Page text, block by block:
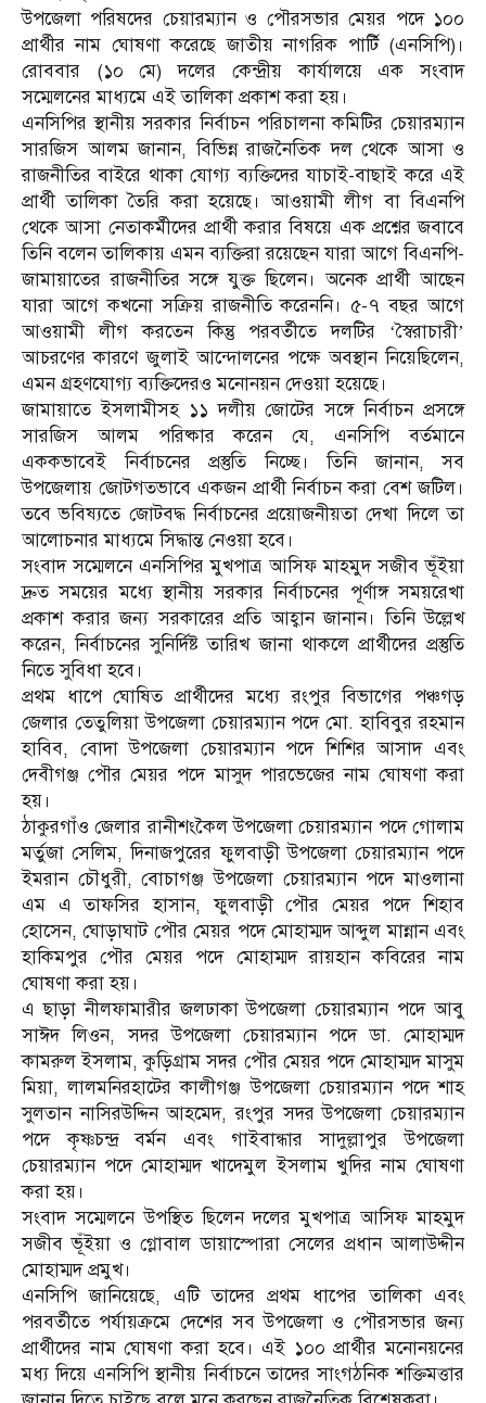
উপজেলা পরিষদের চেয়ারম্যান ও পৌরসভার মেয়র পদে ১০০
প্রার্থীর নাম ঘোষণা করেছে জাতীয় নাগরিক পার্টি (এনসিপি)।
রোববার (১০ মে) দলের কেন্দ্রীয় কার্যালয়ে এক সংবাদ
সম্মেলনের মাধ্যমে এই তালিকা প্রকাশ করা হয়।
এনসিপির স্থানীয় সরকার নির্বাচন পরিচালনা কমিটির চেয়ারম্যান
সারজিস আলম জানান, বিভিন্ন রাজনৈতিক দল থেকে আসা ও
রাজনীতির বাইরে থাকা যোগ্য ব্যক্তিদের যাচাই-বাছাই করে এই
প্রার্থী তালিকা তৈরি করা হয়েছে। আওয়ামী লীগ বা বিএনপি
থেকে আসা নেতাকর্মীদের প্রার্থী করার বিষয়ে এক প্রশ্নের জবাবে
তিনি বলেন তালিকায় এমন ব্যক্তিরা রয়েছেন যারা আগে বিএনপি-
জামায়াতের রাজনীতির সঙ্গে যুক্ত ছিলেন। অনেক প্রার্থী আছেন
যারা আগে কখনো সক্রিয় রাজনীতি করেননি। ৫-৭ বছর আগে
আওয়ামী লীগ করতেন কিন্তু পরবর্তীতে দলটির ‘স্বৈরাচারী’
আচরণের কারণে জুলাই আন্দোলনের পক্ষে অবস্থান নিয়েছিলেন,
এমন গ্রহণযোগ্য ব্যক্তিদেরও মনোনয়ন দেওয়া হয়েছে।
জামায়াতে ইসলামীসহ ১১ দলীয় জোটের সঙ্গে নির্বাচন প্রসঙ্গে
সারজিস আলম পরিষ্কার করেন যে, এনসিপি বর্তমানে
এককভাবেই নির্বাচনের প্রস্তুতি নিচ্ছে। তিনি জানান, সব
উপজেলায় জোটগতভাবে একজন প্রার্থী নির্বাচন করা বেশ জটিল।
তবে ভবিষ্যতে জোটবদ্ধ নির্বাচনের প্রয়োজনীয়তা দেখা দিলে তা
আলোচনার মাধ্যমে সিদ্ধান্ত নেওয়া হবে।
সংবাদ সম্মেলনে এনসিপির মুখপাত্র আসিফ মাহমুদ সজীব ভূঁইয়া
দ্রুত সময়ের মধ্যে স্থানীয় সরকার নির্বাচনের পূর্ণাঙ্গ সময়রেখা
প্রকাশ করার জন্য সরকারের প্রতি আহ্বান জানান। তিনি উল্লেখ
করেন, নির্বাচনের সুনির্দিষ্ট তারিখ জানা থাকলে প্রার্থীদের প্রস্তুতি
নিতে সুবিধা হবে।
প্রথম ধাপে ঘোষিত প্রার্থীদের মধ্যে রংপুর বিভাগের পঞ্চগড়
জেলার তেতুলিয়া উপজেলা চেয়ারম্যান পদে মো. হাবিবুর রহমান
হাবিব, বোদা উপজেলা চেয়ারম্যান পদে শিশির আসাদ এবং
দেবীগঞ্জ পৌর মেয়র পদে মাসুদ পারভেজের নাম ঘোষণা করা
হয়।
ঠাকুরগাঁও জেলার রানীশংকৈল উপজেলা চেয়ারম্যান পদে গোলাম
মর্তুজা সেলিম, দিনাজপুরের ফুলবাড়ী উপজেলা চেয়ারম্যান পদে
ইমরান চৌধুরী, বোচাগঞ্জ উপজেলা চেয়ারম্যান পদে মাওলানা
এম এ তাফসির হাসান, ফুলবাড়ী পৌর মেয়র পদে শিহাব
হোসেন, ঘোড়াঘাট পৌর মেয়র পদে মোহাম্মদ আব্দুল মান্নান এবং
হাকিমপুর পৌর মেয়র পদে মোহাম্মদ রায়হান কবিরের নাম
ঘোষণা করা হয়।
এ ছাড়া নীলফামারীর জলঢাকা উপজেলা চেয়ারম্যান পদে আবু
সাঈদ লিওন, সদর উপজেলা চেয়ারম্যান পদে ডা. মোহাম্মদ
কামরুল ইসলাম, কুড়িগ্রাম সদর পৌর মেয়র পদে মোহাম্মদ মাসুম
মিয়া, লালমনিরহাটের কালীগঞ্জ উপজেলা চেয়ারম্যান পদে শাহ
সুলতান নাসিরউদ্দিন আহমেদ, রংপুর সদর উপজেলা চেয়ারম্যান
পদে কৃষ্ণচন্দ্র বর্মন এবং গাইবান্ধার সাদুল্লাপুর উপজেলা
চেয়ারম্যান পদে মোহাম্মদ খাদেমুল ইসলাম খুদির নাম ঘোষণা
করা হয়।
সংবাদ সম্মেলনে উপস্থিত ছিলেন দলের মুখপাত্র আসিফ মাহমুদ
সজীব ভূঁইয়া ও গ্লোবাল ডায়াস্পোরা সেলের প্রধান আলাউদ্দীন
মোহাম্মদ প্রমুখ।
এনসিপি জানিয়েছে, এটি তাদের প্রথম ধাপের তালিকা এবং
পরবর্তীতে পর্যায়ক্রমে দেশের সব উপজেলা ও পৌরসভার জন্য
প্রার্থীদের নাম ঘোষণা করা হবে। এই ১০০ প্রার্থীর মনোনয়নের
মধ্য দিয়ে এনসিপি স্থানীয় নির্বাচনে তাদের সাংগঠনিক শক্তিমত্তার